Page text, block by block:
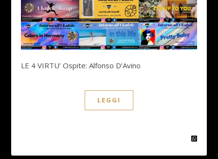
LE 4 VIRTU’ Ospite: Alfonso D’Avino
LEGGI